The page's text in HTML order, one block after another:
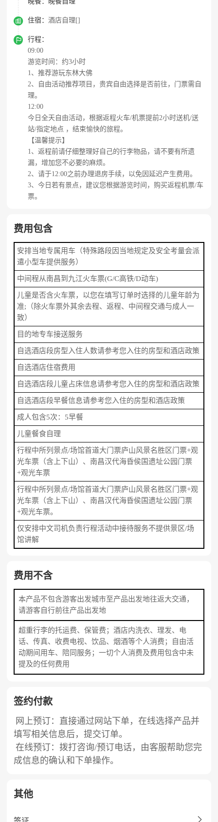
 住宿： 酒店自理[]

行程：
09:00
游览时间：约3小时
1、推荐游玩东林大佛
2、自由活动推荐项目，贵宾自由选择是否前往，门票需自
理。
12:00
今日全天自由活动，根据返程火车/机票提前2小时送机/送
站/指定地点 ，结束愉快的旅程。
【温馨提示】
1、返程前请仔细整理好自己的行李物品，请不要有所遗
漏，增加您不必要的麻烦。
2、请于12:00之前办理退房手续，以免因延迟产生费用。
3、今日若有景点，建议您根据游览时间，购买返程机票/车
票。
费用包含
安排当地专属用车（特殊路段因当地规定及安全考量会派
遣小型车提供服务）
中间程从南昌到九江火车票(G/C高铁/D动车)
儿童是否含火车票，以您在填写订单时选择的儿童年龄为
准;（除火车票外其余去程、返程、中间程交通与成人一
致）
目的地专车接送服务
自选酒店段房型入住人数请参考您入住的房型和酒店政策
自选酒店住宿费用
自选酒店段儿童占床信息请参考您入住的房型和酒店政策
自选酒店段早餐信息请参考您入住的房型和酒店政策
成人包含5次：5早餐
儿童餐食自理
行程中所列景点/场馆首道大门票庐山风景名胜区门票+观
光车票（含上下山）、南昌汉代海昏侯国遗址公园门票
+观光车票
行程中所列景点/场馆首道大门票庐山风景名胜区门票+观
光车票（含上下山）、南昌汉代海昏侯国遗址公园门票
+观光车票。
仅安排中文司机负责行程活动中接待服务不提供景区/场
馆讲解
费用不含
本产品不包含游客出发城市至产品出发地往返大交通，
请游客自行前往产品出发地
超重行李的托运费、保管费；酒店内洗衣、理发、电
话、传真、收费电视、饮品、烟酒等个人消费；自由活
动期间用车、陪同服务；一切个人消费及费用包含中未
提及的任何费用
签约付款
网上预订：直接通过网站下单，在线选择产品并
填写相关信息后，提交订单。
在线预订：拨打咨询/预订电话，由客服帮助您完
成信息的确认和下单操作。
其他
